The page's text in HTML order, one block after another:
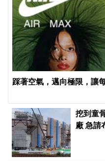
踩著空氣，邁向極限，讓
挖到童
廠 急請